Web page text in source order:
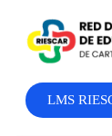
LMS